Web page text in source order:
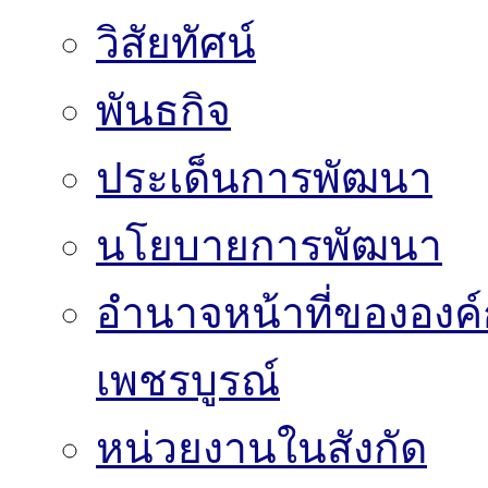
วิสัยทัศน์
พันธกิจ
ประเด็นการพัฒนา
นโยบายการพัฒนา
อำนาจหน้าที่ขององ
เพชรบูรณ์
หน่วยงานในสังกัด